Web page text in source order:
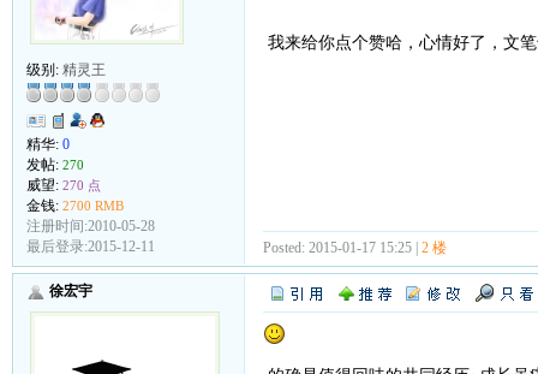
级别: 精灵王
精华: 0
发帖: 270
威望: 270 点
金钱: 2700 RMB
注册时间:2010-05-28
最后登录:2015-12-11
我来给你点个赞哈，心情好了，文
Posted: 2015-01-17 15:25 | 2 楼
徐宏宇